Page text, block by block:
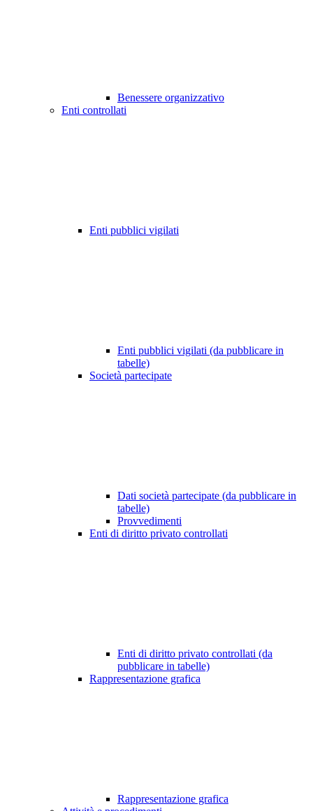
Benessere organizzativo
Enti controllati
Enti pubblici vigilati
Enti pubblici vigilati (da pubblicare in
tabelle)
Società partecipate
Dati società partecipate (da pubblicare in
tabelle)
Provvedimenti
Enti di diritto privato controllati
Enti di diritto privato controllati (da
pubblicare in tabelle)
Rappresentazione grafica
Rappresentazione grafica